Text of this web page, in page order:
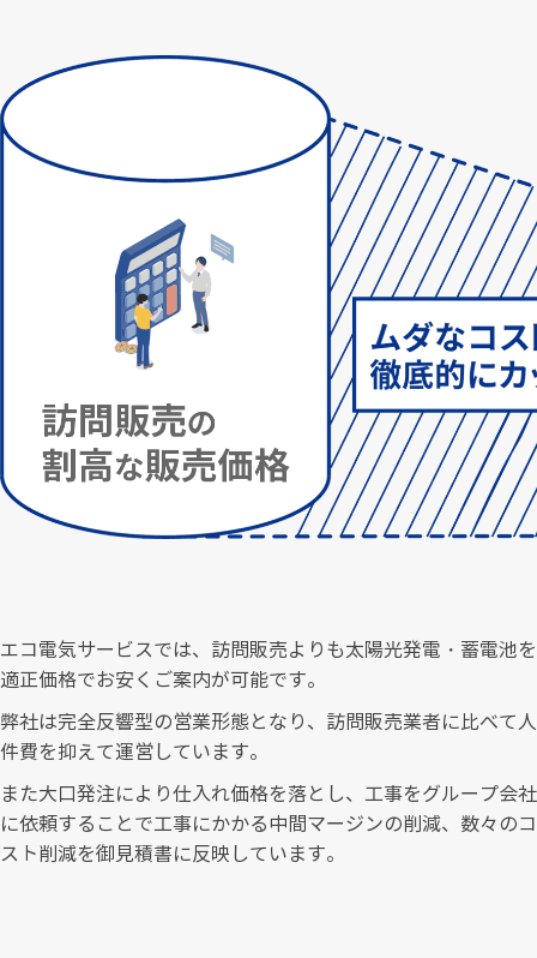
エコ電気サービスでは、訪問販売よりも太陽光発電・蓄電池を
適正価格でお安くご案内が可能です。
弊社は完全反響型の営業形態となり、訪問販売業者に比べて人
件費を抑えて運営しています。
また大口発注により仕入れ価格を落とし、工事をグループ会社
に依頼することで工事にかかる中間マージンの削減、数々のコ
スト削減を御見積書に反映しています。